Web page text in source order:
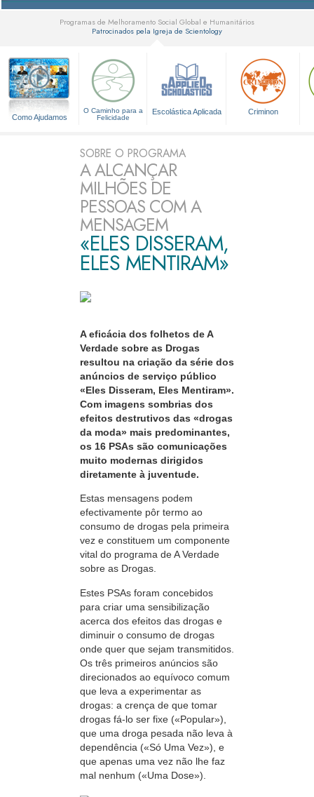
Programas de Melhoramento Social Global e Humanitários
Patrocinados pela Igreja de Scientology
Como Ajudamos
O Caminho para a
Felicidade
Escolástica Aplicada Criminon
SOBRE O PROGRAMA
A ALCANÇAR
MILHÕES DE
PESSOAS COM A
MENSAGEM
«ELES DISSERAM,
ELES MENTIRAM»
A eficácia dos folhetos de A
Verdade sobre as Drogas
resultou na criação da série dos
anúncios de serviço público
«Eles Disseram, Eles Mentiram».
Com imagens sombrias dos
efeitos destrutivos das «drogas
da moda» mais predominantes,
os 16 PSAs são comunicações
muito modernas dirigidos
diretamente à juventude.
Estas mensagens podem
efectivamente pôr termo ao
consumo de drogas pela primeira
vez e constituem um componente
vital do programa de A Verdade
sobre as Drogas.
Estes PSAs foram concebidos
para criar uma sensibilização
acerca dos efeitos das drogas e
diminuir o consumo de drogas
onde quer que sejam transmitidos.
Os três primeiros anúncios são
direcionados ao equívoco comum
que leva a experimentar as
drogas: a crença de que tomar
drogas fá-lo ser fixe («Popular»),
que uma droga pesada não leva à
dependência («Só Uma Vez»), e
que apenas uma vez não lhe faz
mal nenhum («Uma Dose»).